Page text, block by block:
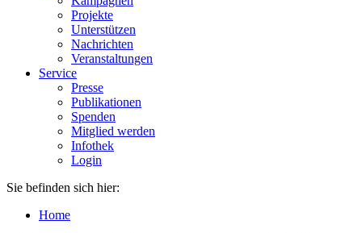
Projekte
Unterstützen
Nachrichten
Veranstaltungen
Service
Presse
Publikationen
Spenden
Mitglied werden
Infothek
Login
Sie befinden sich hier:
Home